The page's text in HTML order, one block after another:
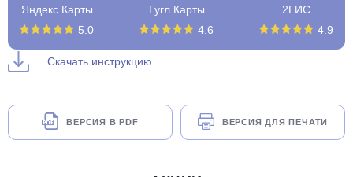
Яндекс.Карты
5.0
Гугл.Карты
4.6
2ГИС
4.9
Скачать инструкцию
ВЕРСИЯ В PDF ВЕРСИЯ ДЛЯ ПЕЧАТИ